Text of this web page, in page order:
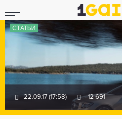
СТАТЬИ
22.09.17 (17:58) 12 691